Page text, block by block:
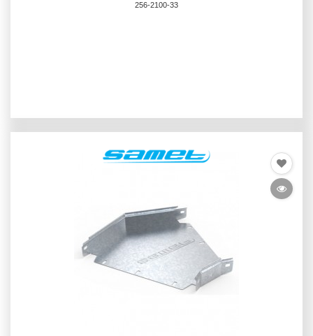
256-2100-33